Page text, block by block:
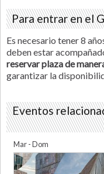
Para entrar en el
Es necesario tener 8
deben estar
reservar plaza de
garantizar la
Eventos
Mar - Dom